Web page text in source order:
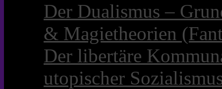
Der Dualismus –
& Magietheorien
Der libertäre
utopischer